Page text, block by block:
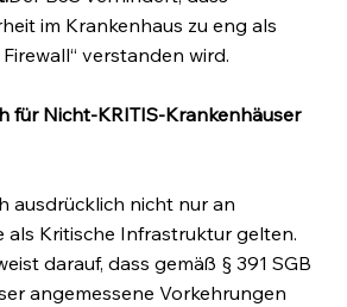
im Krankenhaus zu eng als
verstanden wird.
für Nicht-KRITIS-Krankenhäuser
ausdrücklich nicht nur an
als Kritische Infrastruktur gelten.
darauf, dass gemäß § 391 SGB
angemessene Vorkehrungen